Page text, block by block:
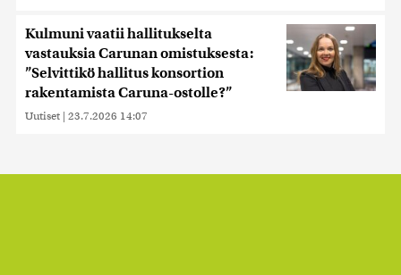
Kulmuni vaatii hallitukselta
vastauksia Carunan omistuksesta:
”Selvittikö hallitus konsortion
rakentamista Caruna-ostolle?”
Uutiset | 23.7.2026 14:07